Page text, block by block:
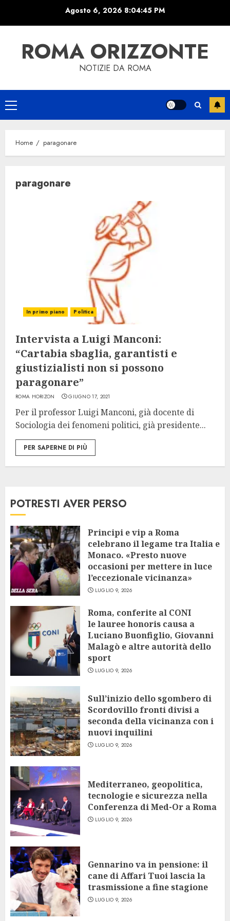
Agosto 6, 2026 8:04:45 PM
ROMA ORIZZONTE
NOTIZIE DA ROMA
Primary
Menu
Home paragonare
paragonare
In primo piano Politica
Intervista a Luigi Manconi:
“Cartabia sbaglia, garantisti e
giustizialisti non si possono
paragonare”
ROMA HORIZON GIUGNO 17, 2021
Per il professor Luigi Manconi, già docente di
Sociologia dei fenomeni politici, già presidente...
PER SAPERNE DI PIÙ
POTRESTI AVER PERSO
Principi e vip a Roma
celebrano il legame tra Italia e
Monaco. «Presto nuove
occasioni per mettere in luce
l’eccezionale vicinanza»
LUGLIO 9, 2026
Roma, conferite al CONI
le lauree honoris causa a
Luciano Buonfiglio, Giovanni
Malagò e altre autorità dello
sport
LUGLIO 9, 2026
Sull’inizio dello sgombero di
Scordovillo fronti divisi a
seconda della vicinanza con i
nuovi inquilini
LUGLIO 9, 2026
Mediterraneo, geopolitica,
tecnologie e sicurezza nella
Conferenza di Med-Or a Roma
LUGLIO 9, 2026
Gennarino va in pensione: il
cane di Affari Tuoi lascia la
trasmissione a fine stagione
LUGLIO 9, 2026